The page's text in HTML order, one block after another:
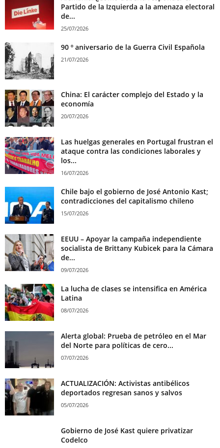
Partido de la Izquierda a la amenaza electoral
de...
25/07/2026
90 º aniversario de la Guerra Civil Española
21/07/2026
China: El carácter complejo del Estado y la
economía
20/07/2026
Las huelgas generales en Portugal frustran el
ataque contra las condiciones laborales y
los...
16/07/2026
Chile bajo el gobierno de José Antonio Kast;
contradicciones del capitalismo chileno
15/07/2026
EEUU – Apoyar la campaña independiente
socialista de Brittany Kubicek para la Cámara
de...
09/07/2026
La lucha de clases se intensifica en América
Latina
08/07/2026
Alerta global: Prueba de petróleo en el Mar
del Norte para políticas de cero...
07/07/2026
ACTUALIZACIÓN: Activistas antibélicos
deportados regresan sanos y salvos
05/07/2026
Gobierno de José Kast quiere privatizar
Codelco